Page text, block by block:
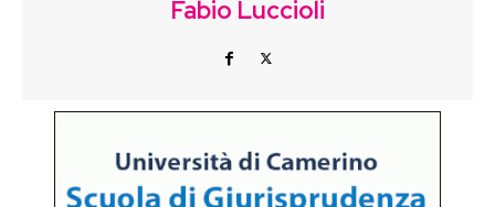
Fabio Luccioli